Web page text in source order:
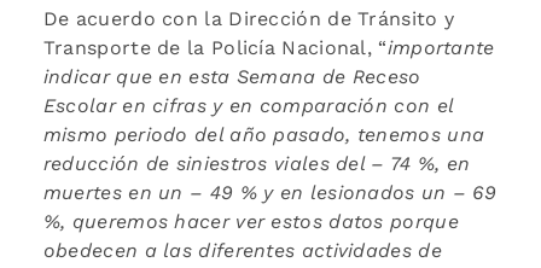
De acuerdo con la Dirección de Tránsito y
Transporte de la Policía Nacional, “importante
indicar que en esta Semana de Receso
Escolar en cifras y en comparación con el
mismo periodo del año pasado, tenemos una
reducción de siniestros viales del – 74 %, en
muertes en un – 49 % y en lesionados un – 69
%, queremos hacer ver estos datos porque
obedecen a las diferentes actividades de